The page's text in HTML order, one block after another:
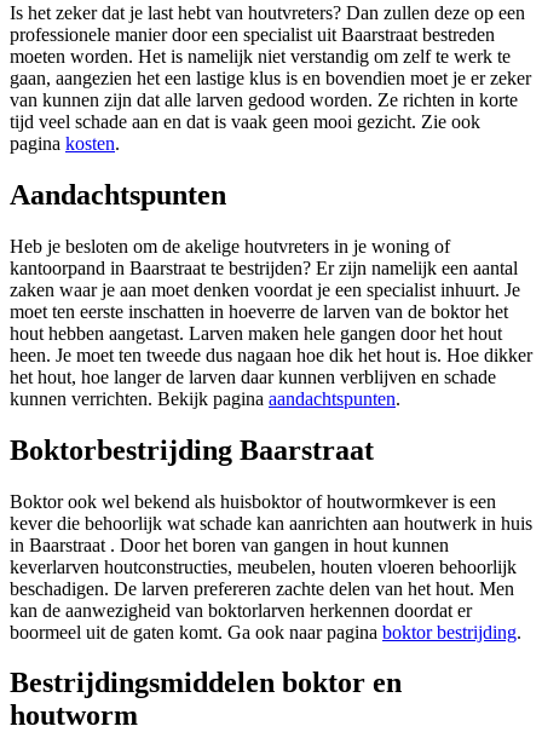
Is het zeker dat je last hebt van houtvreters? Dan zullen deze op een
professionele manier door een specialist uit Baarstraat bestreden
moeten worden. Het is namelijk niet verstandig om zelf te werk te
gaan, aangezien het een lastige klus is en bovendien moet je er zeker
van kunnen zijn dat alle larven gedood worden. Ze richten in korte
tijd veel schade aan en dat is vaak geen mooi gezicht. Zie ook
pagina kosten.
Aandachtspunten
Heb je besloten om de akelige houtvreters in je woning of
kantoorpand in Baarstraat te bestrijden? Er zijn namelijk een aantal
zaken waar je aan moet denken voordat je een specialist inhuurt. Je
moet ten eerste inschatten in hoeverre de larven van de boktor het
hout hebben aangetast. Larven maken hele gangen door het hout
heen. Je moet ten tweede dus nagaan hoe dik het hout is. Hoe dikker
het hout, hoe langer de larven daar kunnen verblijven en schade
kunnen verrichten. Bekijk pagina aandachtspunten.
Boktorbestrijding Baarstraat
Boktor ook wel bekend als huisboktor of houtwormkever is een
kever die behoorlijk wat schade kan aanrichten aan houtwerk in huis
in Baarstraat . Door het boren van gangen in hout kunnen
keverlarven houtconstructies, meubelen, houten vloeren behoorlijk
beschadigen. De larven prefereren zachte delen van het hout. Men
kan de aanwezigheid van boktorlarven herkennen doordat er
boormeel uit de gaten komt. Ga ook naar pagina boktor bestrijding.
Bestrijdingsmiddelen boktor en
houtworm